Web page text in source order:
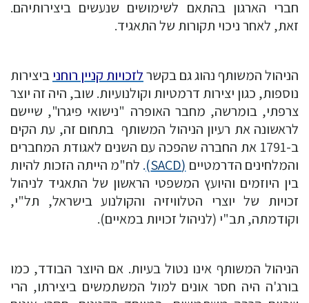
חברי הארגון בהתאם לשימושים שנעשים ביצירותיהם.
זאת, לאחר ניכוי תקורות של התאגיד.
הניהול המשותף נהוג גם בקשרלזכויות קניין רוחניביצירות
נוספות, כגון יצירות דרמטיות וקולנועיות. שוב, היה זה יוצר
צרפתי, בומרשה, מחבר האופרה "נישואי פיגרו", שיישם
לראשונה את רעיון הניהול המשותף בתחום זה, עת הקים
ב-1791 את החברה שהפכה עם השנים לאגודת המחברים
והמלחינים הדרמטיים (SACD)
. לח"מ הייתה הזכות להיות
בין היוזמים והיועץ המשפטי הראשון של התאגיד לניהול
זכויות של יוצרי הטלוויזיה והקולנוע בישראל, תל"י,
וקודמתה, תב"י (לניהול זכויות במאיים).
הניהול המשותף אינו נטול בעיות. אם היוצר הבודד, כמו
בורג'ה היה חסר אונים למול המשתמשים ביצירתו, הרי